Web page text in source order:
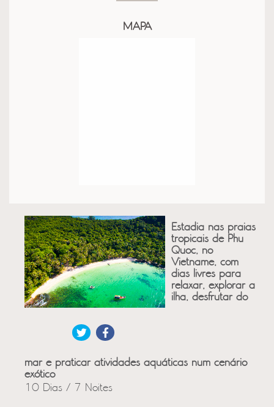
MAPA
Estadia nas praias
tropicais de Phu
Quoc, no
Vietname, com
dias livres para
relaxar, explorar a
ilha, desfrutar do
mar e praticar atividades aquáticas num cenário
exótico
10 Dias / 7 Noites